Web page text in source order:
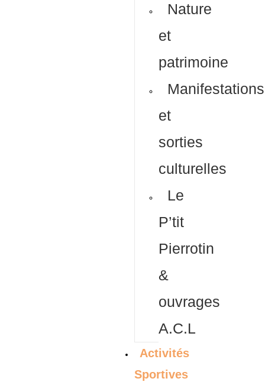
Nature
et
patrimoine
Manifestations
et
sorties
culturelles
Le
P’tit
Pierrotin
&
ouvrages
A.C.L
Activités
Sportives